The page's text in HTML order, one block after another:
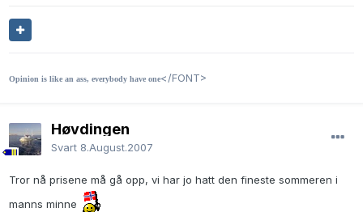
Opinion is like an ass, everybody have one</FONT>
Høvdingen
Svart 8.August.2007
Tror nå prisene må gå opp, vi har jo hatt den fineste sommeren i
manns minne